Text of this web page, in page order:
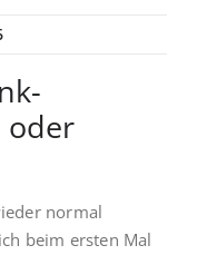
oder
normal
beim ersten Mal